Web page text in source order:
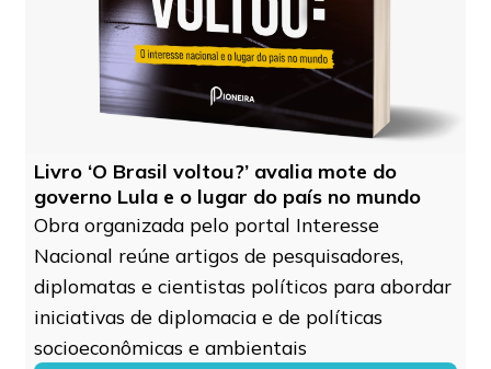
Livro ‘O Brasil voltou?’ avalia mote do
governo Lula e o lugar do país no mundo
Obra organizada pelo portal Interesse
Nacional reúne artigos de pesquisadores,
diplomatas e cientistas políticos para abordar
iniciativas de diplomacia e de políticas
socioeconômicas e ambientais